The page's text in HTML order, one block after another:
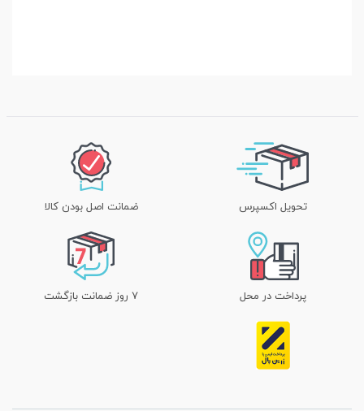
تحویل اکسپرس ضمانت اصل بودن کالا
پرداخت در محل ۷ روز ضمانت بازگشت